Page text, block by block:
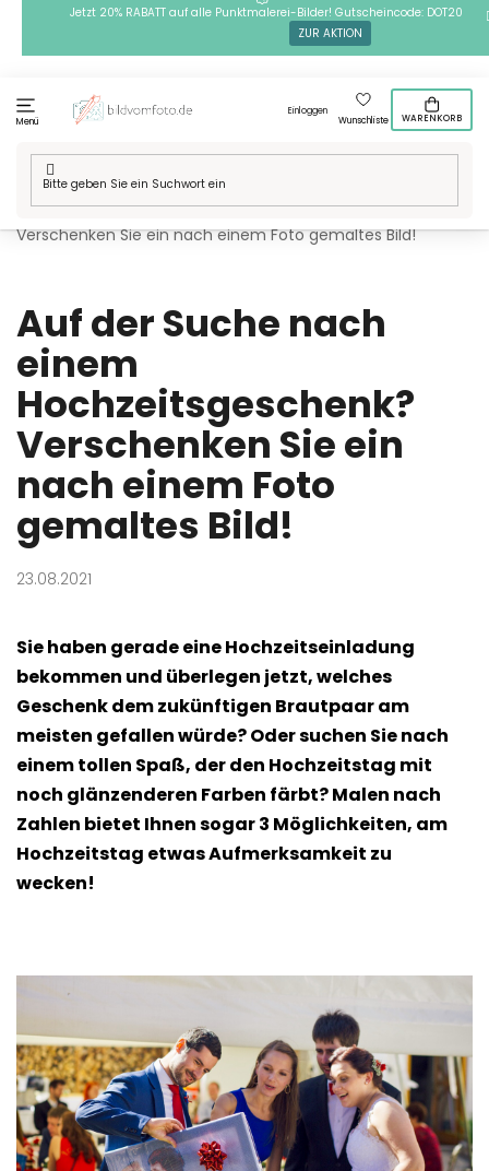
Jetzt 20% RABATT auf alle Punktmalerei-Bilder! Gutscheincode: DOT20
ZUR AKTION
Menü
Einloggen
Wunschliste
WARENKORB
Startseite
/ Blog / Auf der Suche nach einem Hochzeitsgeschenk?
Verschenken Sie ein nach einem Foto gemaltes Bild!
Auf der Suche nach
einem
Hochzeitsgeschenk?
Verschenken Sie ein
nach einem Foto
gemaltes Bild!
23.08.2021
Sie haben gerade eine Hochzeitseinladung
bekommen und überlegen jetzt, welches
Geschenk dem zukünftigen Brautpaar am
meisten gefallen würde? Oder suchen Sie nach
einem tollen Spaß, der den Hochzeitstag mit
noch glänzenderen Farben färbt? Malen nach
Zahlen bietet Ihnen sogar 3 Möglichkeiten, am
Hochzeitstag etwas Aufmerksamkeit zu
wecken!